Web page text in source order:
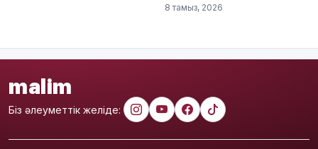
8 тамыз, 2026
malim
Біз әлеуметтік желіде: